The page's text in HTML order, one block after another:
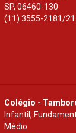
SP,06460-130
(11) 3555-2181/
Colégio -
Infantil,
Médio